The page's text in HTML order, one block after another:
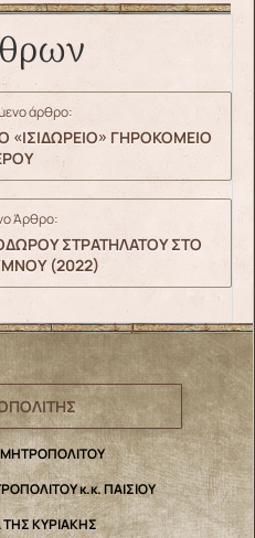
άρθρο:
ΓΗΡΟΚΟΜΕΙΟ
Άρθρο:
ΣΤΡΑΤΗΛΑΤΟΥ ΣΤΟ
(2022)
ΜΗΤΡΟΠΟΛΙΤΟΥ
κ.κ. ΠΑΙΣΙΟΥ
ΚΥΡΙΑΚΗΣ